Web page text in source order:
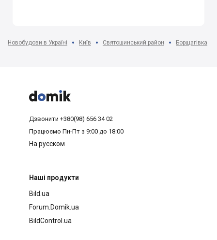
Новобудови в Україні Київ Святошинський район Борщагівка



Дзвонити +380(98) 656 34 02
Працюємо Пн-Пт з 9:00 до 18:00
На русском
Наші продукти
Bild.ua
Forum.Domik.ua
BildControl.ua